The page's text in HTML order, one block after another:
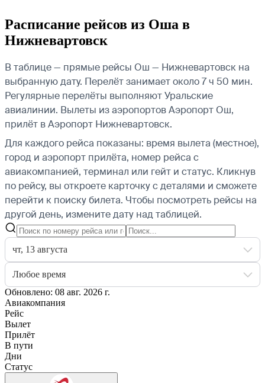
Расписание рейсов из Оша в
Нижневартовск
В таблице — прямые рейсы Ош — Нижневартовск на
выбранную дату. Перелёт занимает около 7 ч 50 мин.
Регулярные перелёты выполняют Уральские
авиалинии. Вылеты из аэропортов Аэропорт Ош,
прилёт в Аэропорт Нижневартовск.
Для каждого рейса показаны: время вылета (местное),
город и аэропорт прилёта, номер рейса с
авиакомпанией, терминал или гейт и статус. Кликнув
по рейсу, вы откроете карточку с деталями и сможете
перейти к поиску билета. Чтобы посмотреть рейсы на
другой день, измените дату над таблицей.
чт, 13 августа
Любое время
Обновлено: 08 авг. 2026 г.
Авиакомпания
Рейс
Вылет
Прилёт
В пути
Дни
Статус